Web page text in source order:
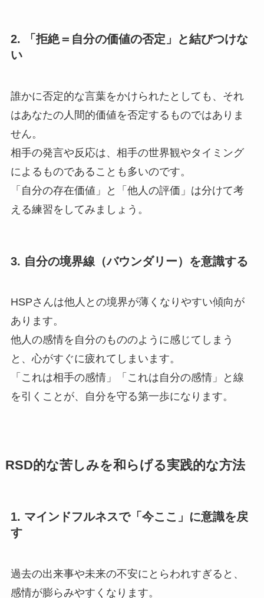
2. 「拒絶＝自分の価値の否定」と結びつけな
い
誰かに否定的な言葉をかけられたとしても、それ
はあなたの人間的価値を否定するものではありま
せん。
相手の発言や反応は、相手の世界観やタイミング
によるものであることも多いのです。
「自分の存在価値」と「他人の評価」は分けて考
える練習をしてみましょう。
3. 自分の境界線（バウンダリー）を意識する
HSPさんは他人との境界が薄くなりやすい傾向が
あります。
他人の感情を自分のもののように感じてしまう
と、心がすぐに疲れてしまいます。
「これは相手の感情」「これは自分の感情」と線
を引くことが、自分を守る第一歩になります。
RSD的な苦しみを和らげる実践的な方法
1. マインドフルネスで「今ここ」に意識を戻
す
過去の出来事や未来の不安にとらわれすぎると、
感情が膨らみやすくなります。